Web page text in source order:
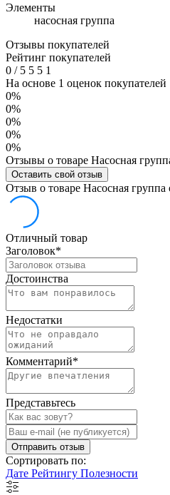
Элементы
насосная группа
Отзывы покупателей
Рейтинг покупателей
0 /5 5 5 1
На основе 1 оценок покупателей
0%
0%
0%
0%
0%
Отзывы о товаре Насосная
Оставить свой отзыв
Отзыв о товаре Насосная
Отличный товар
Заголовок*
Достоинства
Недостатки
Комментарий*
Представьтесь
Отправить отзыв
Сортировать по:
Дате Рейтингу Полезности